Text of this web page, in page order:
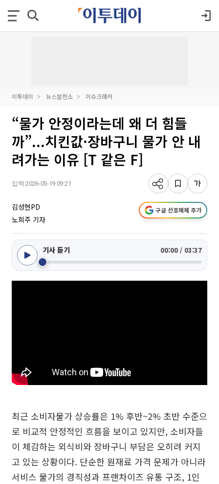
이투데이 뉴스발전소 이슈크래커
“물가 안정이라는데 왜 더 힘들
까”...치킨값·장바구니 물가 안 내
려가는 이유 [T 같은 F]
입력 2026-05-19 09:21
김성현PD
노희주 기자
구글 선호매체 추가
기사 듣기 00:00 / 03:37
최근 소비자물가 상승률은 1% 후반~2% 초반 수준으
로 비교적 안정적인 흐름을 보이고 있지만, 소비자들
이 체감하는 외식비와 장바구니 부담은 오히려 커지
고 있는 상황이다. 단순한 원재료 가격 문제가 아니라
서비스 물가의 경직성과 프랜차이즈 유통 구조, 1인